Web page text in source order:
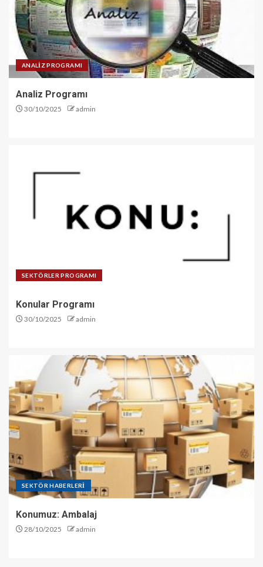
ANALİZ PROGRAMI
Analiz Programı
30/10/2025 admin
SEKTÖRLER PROGRAMI
Konular Programı
30/10/2025 admin
SEKTÖR HABERLERİ
Konumuz: Ambalaj
28/10/2025 admin